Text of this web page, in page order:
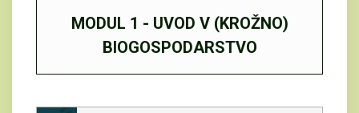
MODUL 1 - UVOD V (KROŽNO)
BIOGOSPODARSTVO